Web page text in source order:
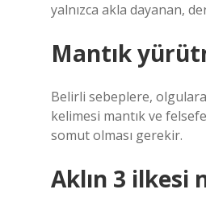
yalnızca akla dayanan,
Mantık
Belirli sebeplere,
kelimesi mantık ve
somut olması gerekir.
Aklın 3 ilkesi